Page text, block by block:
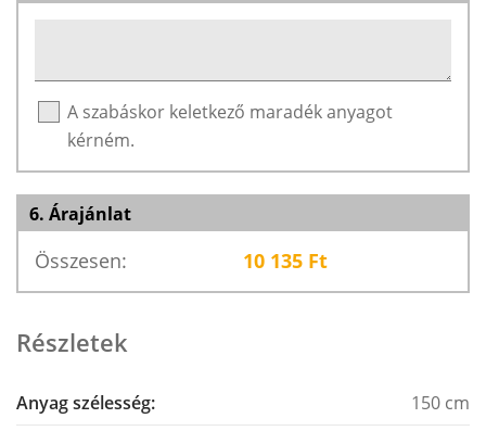
A szabáskor keletkező maradék anyagot
kérném.
6. Árajánlat
Összesen: 10 135 Ft
Részletek
Anyag szélesség:
150 cm